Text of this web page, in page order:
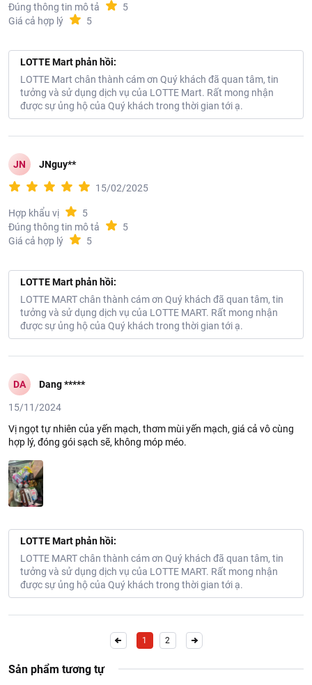
Đúng thông tin mô tả
5
Giá cả hợp lý
5
LOTTE Mart phản hồi:
LOTTE Mart chân thành cám ơn Quý khách đã quan tâm, tin
tưởng và sử dụng dịch vụ của LOTTE Mart. Rất mong nhận
được sự ủng hộ của Quý khách trong thời gian tới ạ.
JN JNguy**
15/02/2025
Hợp khẩu vị
5
Đúng thông tin mô tả
5
Giá cả hợp lý
5
LOTTE Mart phản hồi:
LOTTE MART chân thành cám ơn Quý khách đã quan tâm, tin
tưởng và sử dụng dịch vụ của LOTTE MART. Rất mong nhận
được sự ủng hộ của Quý khách trong thời gian tới ạ.
DA Dang *****
15/11/2024
Vị ngọt tự nhiên của yến mạch, thơm mùi yến mạch, giá cả vô cùng
hợp lý, đóng gói sạch sẽ, không móp méo.
LOTTE Mart phản hồi:
LOTTE MART chân thành cám ơn Quý khách đã quan tâm, tin
tưởng và sử dụng dịch vụ của LOTTE MART. Rất mong nhận
được sự ủng hộ của Quý khách trong thời gian tới ạ.
1 2
Sản phẩm tương tự